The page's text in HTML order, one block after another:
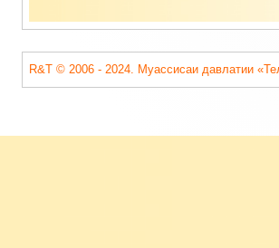
R&T © 2006 - 2024. Муассисаи давлатии